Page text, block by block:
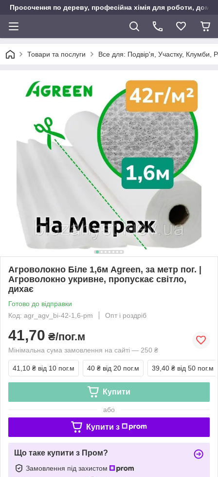
Просочення по дереву, професійна хімія для роботи,
Товари та послуги Все для: Подвір'я, Участку, Клумби,
Агроволокно Біле 1,6м Agreen, за метр пог. |
Агроволокно укривне, пропускає світло,
дихає
Готово до відправки
Код: agr_agv_bi-42-1,6-pm
Опт і роздріб
41,70 ₴/пог.м
Мінімальна сума замовлення на сайті — 250 ₴
41,10 ₴ від 10 пог.м 40 ₴ від 20 пог.м 39,40 ₴ від 50 пог.м
Купити
або
Купити з
Що таке купити з Пром?
Замовлення під захистом